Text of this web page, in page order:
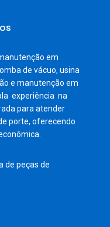
em
de vácuo, usina
e manutenção em
experiência na
para atender
porte, oferecendo
de peças de